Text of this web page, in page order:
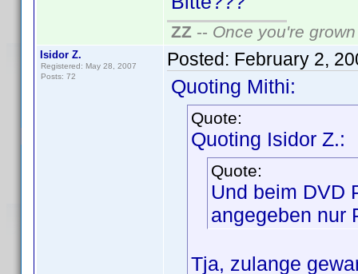
ZZ -- Once you're
Isidor Z.
Registered: May 28, 2007
Posts: 72
Posted: February 2,
Quoting Mithi:
Quote:
Quoting Isidor Z.:
Quote:
Und beim DVD
angegeben nur
Tja, zulange